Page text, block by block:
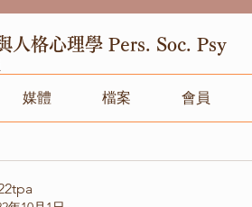
人格心理學 Pers. Soc. Psy
媒體 檔案 會員